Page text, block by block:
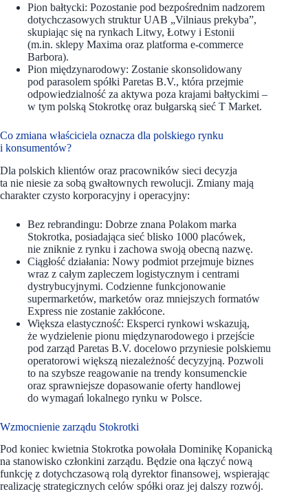
Pion bałtycki: Pozostanie pod bezpośrednim nadzorem
dotychczasowych struktur UAB „Vilniaus prekyba”,
skupiając się na rynkach Litwy, Łotwy i Estonii
(m.in. sklepy Maxima oraz platforma e-commerce
Barbora).
Pion międzynarodowy: Zostanie skonsolidowany
pod parasolem spółki Paretas B.V., która przejmie
odpowiedzialność za aktywa poza krajami bałtyckimi –
w tym polską Stokrotkę oraz bułgarską sieć T Market.
Co zmiana właściciela oznacza dla polskiego rynku
i konsumentów?
Dla polskich klientów oraz pracowników sieci decyzja
ta nie niesie za sobą gwałtownych rewolucji. Zmiany mają
charakter czysto korporacyjny i operacyjny:
Bez rebrandingu: Dobrze znana Polakom marka
Stokrotka, posiadająca sieć blisko 1000 placówek,
nie zniknie z rynku i zachowa swoją obecną nazwę.
Ciągłość działania: Nowy podmiot przejmuje biznes
wraz z całym zapleczem logistycznym i centrami
dystrybucyjnymi. Codzienne funkcjonowanie
supermarketów, marketów oraz mniejszych formatów
Express nie zostanie zakłócone.
Większa elastyczność: Eksperci rynkowi wskazują,
że wydzielenie pionu międzynarodowego i przejście
pod zarząd Paretas B.V. docelowo przyniesie polskiemu
operatorowi większą niezależność decyzyjną. Pozwoli
to na szybsze reagowanie na trendy konsumenckie
oraz sprawniejsze dopasowanie oferty handlowej
do wymagań lokalnego rynku w Polsce.
Wzmocnienie zarządu Stokrotki
Pod koniec kwietnia Stokrotka powołała Dominikę Kopanicką
na stanowisko członkini zarządu. Będzie ona łączyć nową
funkcję z dotychczasową rolą dyrektor finansowej, wspierając
realizację strategicznych celów spółki oraz jej dalszy rozwój.